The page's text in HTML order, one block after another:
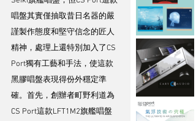
唱盤其實僅抽取昔日名器的嚴
謹製作態度和堅守信念的匠人
精神，處理上還特別加入了CS
Port獨有工藝和手法，使這款
黑膠唱盤表現得份外穩定準
確。首先，創辦者町野利道為
CS Port這款LFT1M2旗艦唱盤